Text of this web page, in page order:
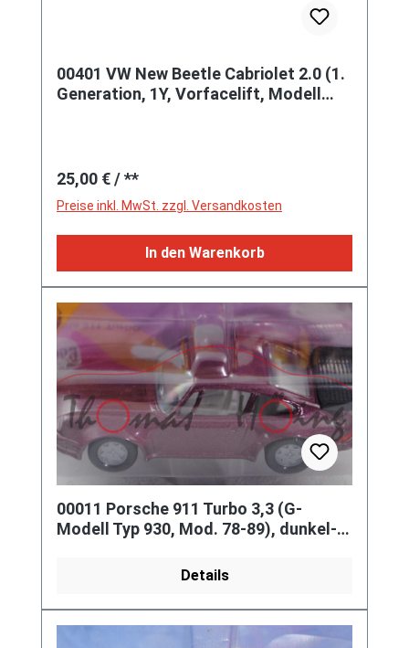
00401 VW New Beetle Cabriolet 2.0 (1.
Generation, 1Y, Vorfacelift, Modell
Regulärer Preis:
25,00 €/ **
Preise inkl. MwSt. zzgl. Versandkosten
In den Warenkorb
00011 Porsche 911 Turbo 3,3 (G-
Modell Typ 930, Mod. 78-89), dunkel-
Details